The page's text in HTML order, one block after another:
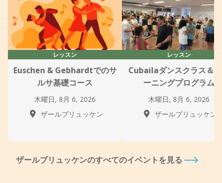
レッスン
Euschen & Gebhardtでのサ
ルサ基礎コース
木曜日, 8月 6, 2026
ザールブリュッケン
レッスン
Cubailaダンスクラス＆
ーニングプログラム
木曜日, 8月 6, 2026
ザールブリュッケン
ザールブリュッケンのすべてのイベントを見る